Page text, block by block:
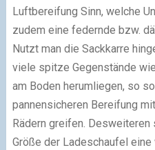
Luftbereifung Sinn, welche
zudem eine federnde bzw.
Nutzt man die Sackkarre
viele spitze Gegenstände
am Boden herumliegen, so
pannensicheren Bereifung
Rädern greifen. Desweiteren
Größe der Ladeschaufel